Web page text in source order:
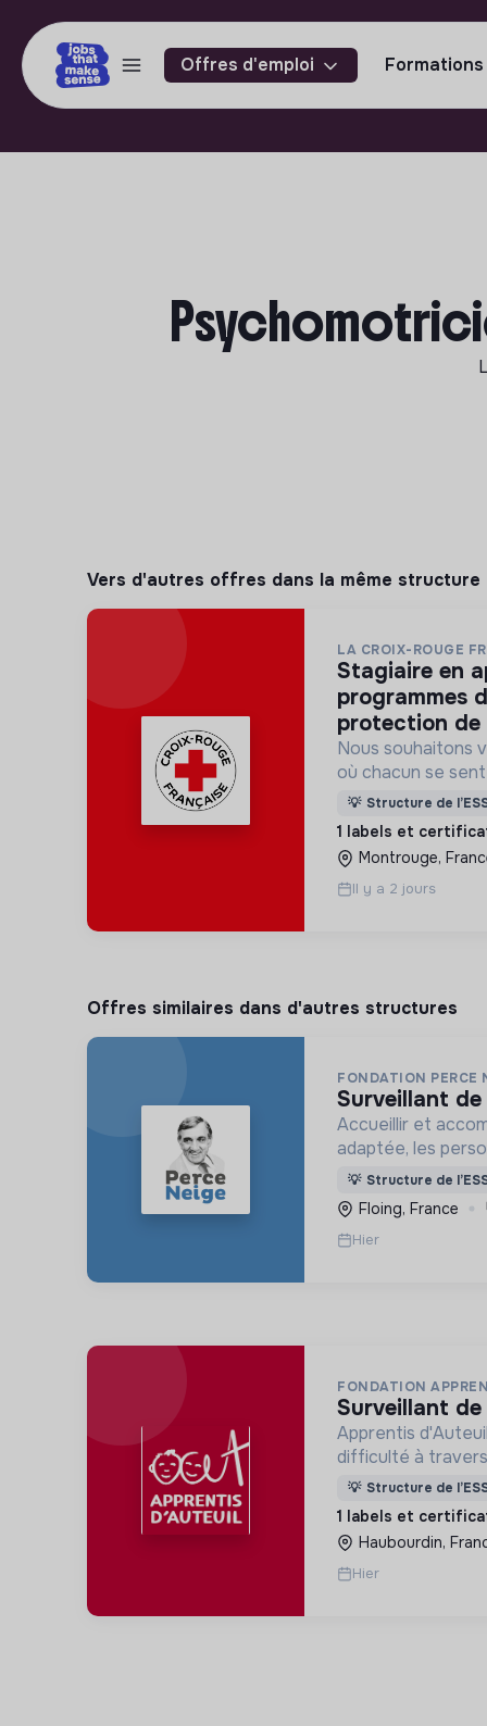
Offres d'emploi Formations
Vers d'autres offres dans la même structure
LA CROIX-ROUGE
stagiaire en appui aux
programmes
protection
Nous souhaitons
où chacun se
Pour cela, nous
des lieux
adaptés à tous.
💡 Structure de
1 labels et
Montrouge,
Il y a 2 jours
Offres similaires dans d'autres structures
FONDATION PERCE
surveillant
Accueillir et
adaptée, les
déficience
ou psychique
💡 Structure de
Floing, France
Hier
FONDATION
surveillant
Apprentis
difficulté à
d’accueil,
d’insertion pour
des hommes et
💡 Structure de
1 labels et
Haubourdin,
Hier